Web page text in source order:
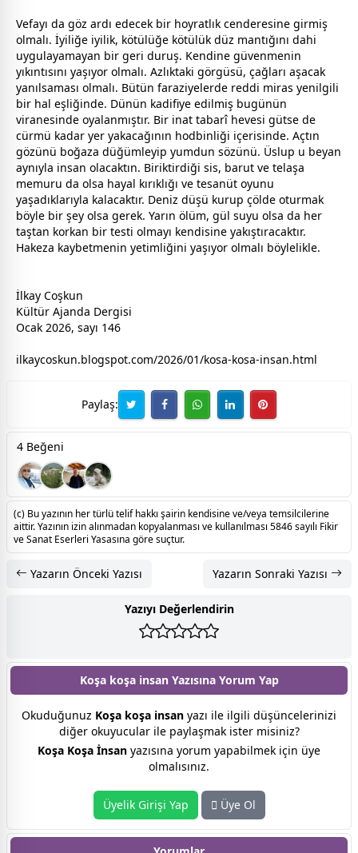
Vefayı da göz ardı edecek bir hoyratlık cenderesine girmiş
olmalı. İyiliğe iyilik, kötülüğe kötülük düz mantığını dahi
uygulayamayan bir geri duruş. Kendine güvenmenin
yıkıntısını yaşıyor olmalı. Azlıktaki görgüsü, çağları aşacak
yanılsaması olmalı. Bütün faraziyelerde reddi miras yenilgili
bir hal eşliğinde. Dünün kadifiye edilmiş bugünün
viranesinde oyalanmıştır. Bir inat tabarî hevesi gütse de
cürmü kadar yer yakacağının hodbinliği içerisinde. Açtın
gözünü boğaza düğümleyip yumdun sözünü. Üslup u beyan
aynıyla insan olacaktın. Biriktirdiği sis, barut ve telaşa
memuru da olsa hayal kırıklığı ve tesanüt oyunu
yaşadıklarıyla kalacaktır. Deniz düşü kurup çölde oturmak
böyle bir şey olsa gerek. Yarın ölüm, gül suyu olsa da her
taştan korkan bir testi olmayı kendisine yakıştıracaktır.
Hakeza kaybetmenin yetimliğini yaşıyor olmalı böylelikle.
İlkay Coşkun
Kültür Ajanda Dergisi
Ocak 2026, sayı 146
ilkaycoskun.blogspot.com/2026/01/kosa-kosa-insan.html
Paylaş:
4 Beğeni
(c) Bu yazının her türlü telif hakkı şairin kendisine ve/veya temsilcilerine
aittir. Yazının izin alınmadan kopyalanması ve kullanılması 5846 sayılı Fikir
ve Sanat Eserleri Yasasına göre suçtur.
Yazarın Önceki Yazısı Yazarın Sonraki Yazısı
Yazıyı Değerlendirin
Koşa koşa insan Yazısına Yorum Yap
Okuduğunuz Koşa koşa insan yazı ile ilgili düşüncelerinizi
diğer okuyucular ile paylaşmak ister misiniz?
Koşa Koşa İnsan yazısına yorum yapabilmek için üye
olmalısınız.
Üyelik Girişi Yap Üye Ol